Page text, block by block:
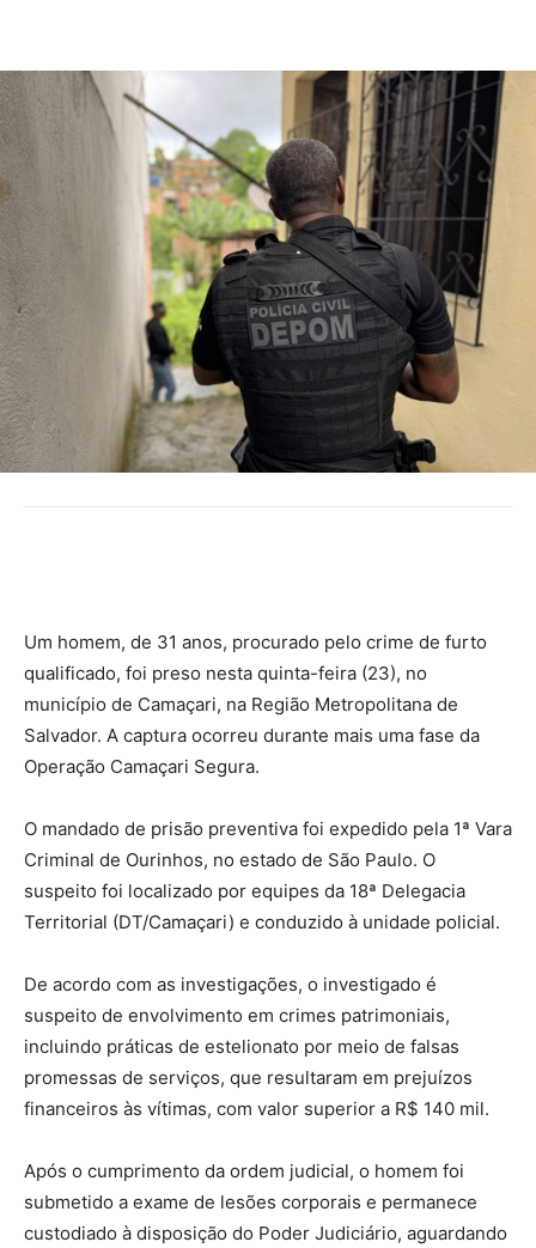
Um homem, de 31 anos, procurado pelo crime de furto
qualificado, foi preso nesta quinta-feira (23), no
município de Camaçari, na Região Metropolitana de
Salvador. A captura ocorreu durante mais uma fase da
Operação Camaçari Segura.
O mandado de prisão preventiva foi expedido pela 1ª Vara
Criminal de Ourinhos, no estado de São Paulo. O
suspeito foi localizado por equipes da 18ª Delegacia
Territorial (DT/Camaçari) e conduzido à unidade policial.
De acordo com as investigações, o investigado é
suspeito de envolvimento em crimes patrimoniais,
incluindo práticas de estelionato por meio de falsas
promessas de serviços, que resultaram em prejuízos
financeiros às vítimas, com valor superior a R$ 140 mil.
Após o cumprimento da ordem judicial, o homem foi
submetido a exame de lesões corporais e permanece
custodiado à disposição do Poder Judiciário, aguardando